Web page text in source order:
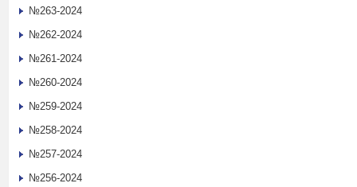
№263-2024
№262-2024
№261-2024
№260-2024
№259-2024
№258-2024
№257-2024
№256-2024